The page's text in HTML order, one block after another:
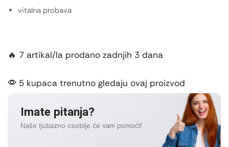
vitalna probava
🔥 7 artikal/la prodano zadnjih 3 dana
5 kupaca trenutno gledaju ovaj proizvod
Imate pitanja?
Naše ljubazno osoblje će vam pomoći!